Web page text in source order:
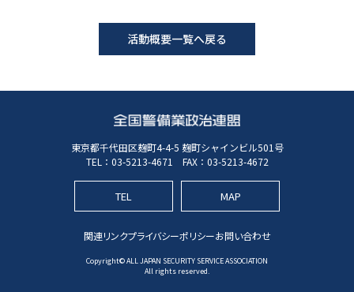
活動概要一覧へ戻る
東京都千代田区麹町4-4-5 麹町シャインビル501号
TEL： 03-5213-4671 FAX：03-5213-4672
TEL MAP
関連リンクプライバシーポリシーお問い合わせ
Copyright© ALL JAPAN SECURITY SERVICE ASSOCIATION
All rights reserved.